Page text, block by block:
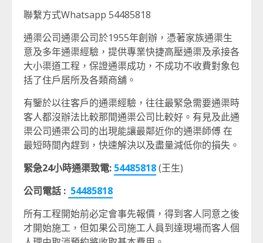
聯繫方式Whatsapp 54485818
通渠公司通渠公司於1955年創辦，憑著家族通渠生
意及多年通渠經驗，提供專業快捷高壓通渠及承接各
大小渠道工程，保證通渠成功，不成功不收費對象包
括了住戶居所及各類商舖。
有鑒於以往客戶的通渠經驗，往往最緊急需要通渠時
客人都沒辦法比較那間通渠公司比較好。有見及此通
渠公司通渠公司的出現能讓最鄰近你的通渠師傅 在
最短時間內趕到，快速解決以及盡量減低你的損失。
緊急24小時通渠致電: 54485818(王生)
公司電話 : 54485818
所有工程開始前必定會事先報價，得到客人同意之後
才開始施工，但如果公司施工人員到達現場而客人個